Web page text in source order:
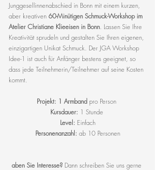
Junggesellinnenabschied in Bonn mit einem kurzen,
aber kreativen 60-Minütigen Schmuck-Workshop im
Atelier Christiane Klieeisen in Bonn. Lassen Sie Ihre
Kreativität sprudeln und gestalten Sie Ihren eigenen,
einzigartigen Unikat Schmuck. Der JGA Workshop
Idee-1 ist auch für Anfänger bestens geeignet, so
dass jede Teilnehmerin/Teilnehmer auf seine Kosten
kommt.
Projekt: 1 Armband pro Person
Kursdauer: 1 Stunde
Level: Einfach
Personenanzahl: ab 10 Personen
aben Sie Interesse? Dann schreiben Sie uns gerne